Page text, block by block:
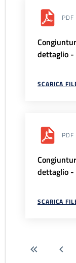
PDF
dettaglio
SCARICA
PDF
dettaglio
SCARICA